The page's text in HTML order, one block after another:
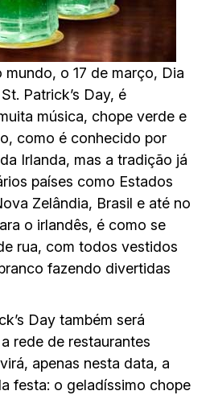
mundo, o 17 de março, Dia
Patrick’s Day, é
música, chope verde e
como é conhecido por
Irlanda, mas a tradição já
países como Estados
Zelândia, Brasil e até no
o irlandês, é como se
rua, com todos vestidos
fazendo divertidas
Day também será
rede de restaurantes
apenas nesta data, a
festa: o geladíssimo chope